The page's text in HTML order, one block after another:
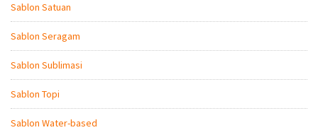
Sablon Satuan
Sablon Seragam
Sablon Sublimasi
Sablon Topi
Sablon Water-based